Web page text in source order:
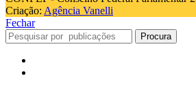
Criação: Agência Vanelli
Fechar
Procura